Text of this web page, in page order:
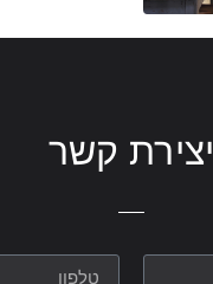
יצירת קשר